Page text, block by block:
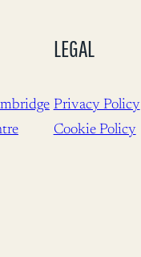
LEGAL
Privacy Policy
Cookie Policy